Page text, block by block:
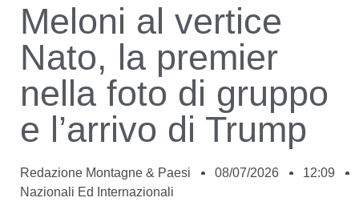
Meloni al vertice
Nato, la premier
nella foto di gruppo
e l’arrivo di Trump
Redazione Montagne & Paesi 08/07/2026
12:09
Nazionali Ed Internazionali